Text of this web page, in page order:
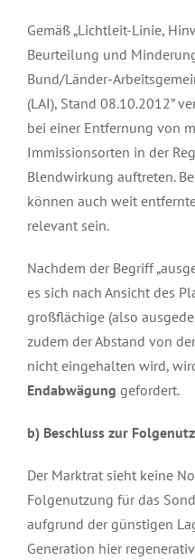
Gemäß „Lichtleit-Linie,
Beurteilung und
Bund/Länder-
(LAI), Stand 08.10.2012”
bei einer Entfernung von
Immissionsorten in der
Blendwirkung auftreten.
können auch weit
relevant sein.
Nachdem der Begriff
es sich nach Ansicht des
großflächige (also
zudem der Abstand von
nicht eingehalten wird,
Endabwägung gefordert.
b) Beschluss zur
Der Marktrat sieht keine
Folgenutzung für das
aufgrund der günstigen
Generation hier